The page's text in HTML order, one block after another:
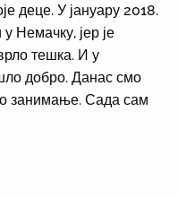
деце. У јануару 2018.
Немачку, јер је
тешка. И у
добро. Данас смо
занимање. Сада сам